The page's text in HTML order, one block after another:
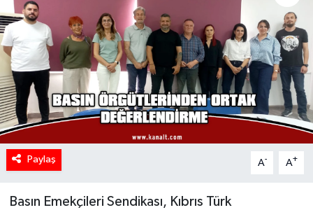
Paylaş A- A+
Basın Emekçileri Sendikası, Kıbrıs Türk